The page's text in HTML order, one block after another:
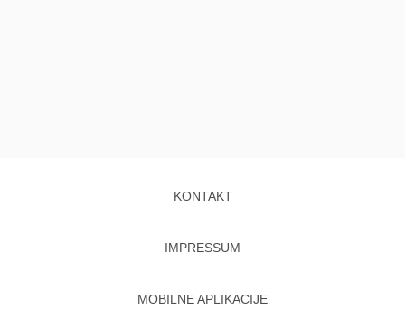
KONTAKT
IMPRESSUM
MOBILNE APLIKACIJE